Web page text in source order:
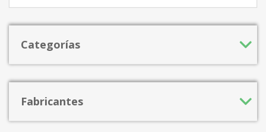
Categorías
Fabricantes